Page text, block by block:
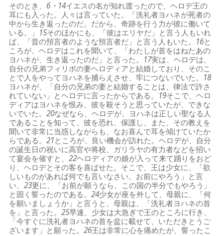
そのとき、 6・14イエスの名が知れ渡ったので、ヘロデ王の
耳にも入った。人々は言っていた。「洗礼者ヨハネが死者の
中から生き返ったのだ。だから、奇跡を行う力が彼に働いて
いる。」 15そのほかにも、「彼はエリヤだ」と言う人もいれ
ば、「昔の預言者のような預言者だ」と言う人もいた。 16と
ころが、ヘロデはこれを聞いて、「わたしが首をはねたあの
ヨハネが、生き返ったのだ」と言った。 17実は、ヘロデは、
自分の兄弟フィリポの妻ヘロディアと結婚しており、そのこ
とで人をやってヨハネを捕らえさせ、牢につないでいた。 18
ヨハネが、「自分の兄弟の妻と結婚することは、律法で許さ
れていない」とヘロデに言ったからである。 19そこで、ヘロ
ディアはヨハネを恨み、彼を殺そうと思っていたが、できな
いでいた。20なぜなら、ヘロデが、ヨハネは正しい聖なる人
であることを知って、彼を恐れ、保護し、また、その教えを
聞いて非常に当惑しながらも、なお喜んで耳を傾けていたか
らである。21ところが、良い機会が訪れた。ヘロデが、自分
の誕生日の祝いに高官や将校、ガリラヤの有力者などを招い
て宴会を催すと、22ヘロディアの娘が入って来て踊りをおど
り、ヘロデとその客を喜ばせた。そこで、王は少女に、「欲
しいものがあれば何でも言いなさい。お前にやろう」と言
い、23更に、「お前が願うなら、この国の半分でもやろう」
と固く誓ったのである。24少女が座を外して、母親に、「何
を願いましょうか」と言うと、母親は、「洗礼者ヨハネの首
を」と言った。25早速、少女は大急ぎで王のところに行き、
「今すぐに洗礼者ヨハネの首を盆に載せて、いただきとうご
ざいます」と願った。26王は非常に心を痛めたが、誓ったこ